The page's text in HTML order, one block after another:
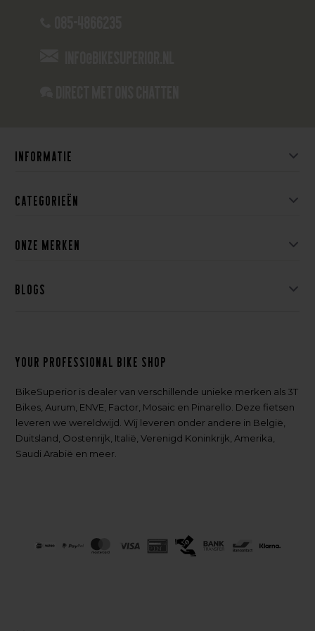
Informatie
Categorieën
Onze merken
Blogs
Your professional bike shop
BikeSuperior is dealer van verschillende unieke merken als 3T
Bikes, Aurum, ENVE, Factor, Mosaic en Pinarello. Deze fietsen
leveren we wereldwijd. Wij leveren onder andere in België,
Duitsland, Oostenrijk, Italië, Verenigd Koninkrijk, Amerika,
Saudi Arabië en meer.